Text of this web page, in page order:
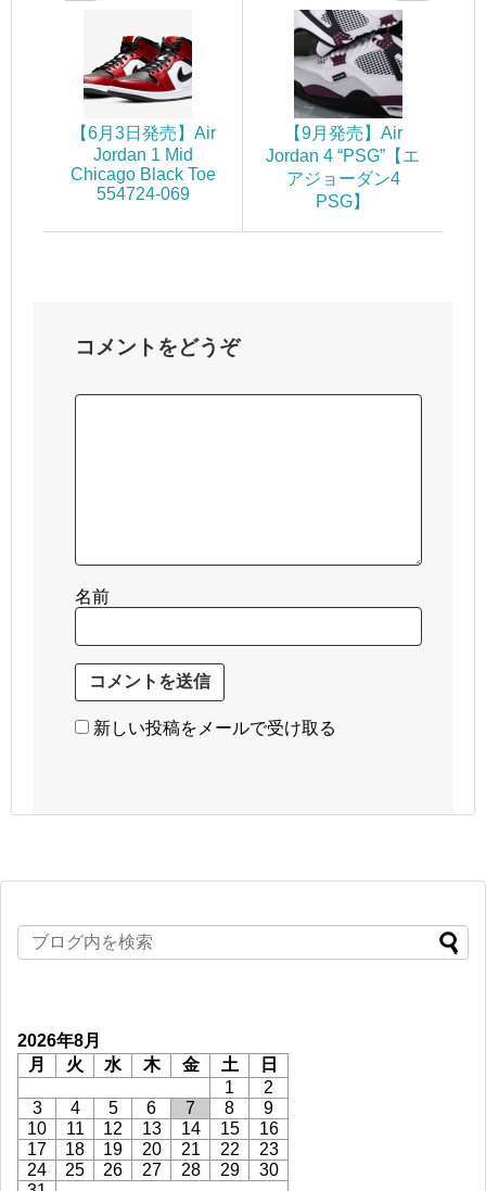
【6月3日発売】Air
Jordan 1 Mid
Chicago Black Toe
554724-069
【9月発売】Air
Jordan 4 “PSG”【エ
アジョーダン4
PSG】
コメントをどうぞ
名前
新しい投稿をメールで受け取る
2026年8月
月
火 水 木 金 土
日
1
2
3
4 5 6 7 8
9
10
11 12 13 14 15
16
17
18 19 20 21 22
23
24
25 26 27 28 29
30